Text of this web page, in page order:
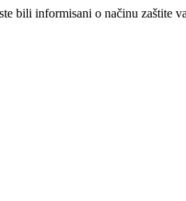
bili informisani o načinu zaštite